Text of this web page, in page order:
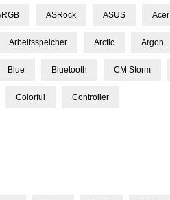
ASRock ASUS Acer
Arbeitsspeicher Arctic Argon
Blue Bluetooth CM Storm
Colorful Controller